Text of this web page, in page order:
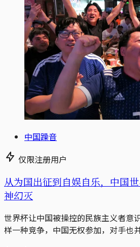
中国躁音
仅限注册用户
从为国出征到自娱自乐，中国
神幻灭
世界杯让中国被操控的民族主义者意
样一种竞争，中国无权参加，对手也